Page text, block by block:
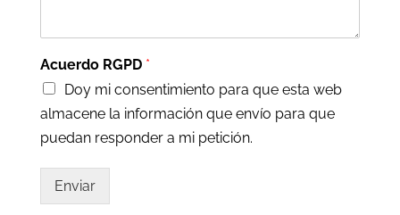
Acuerdo RGPD *
Doy mi consentimiento para que esta web
almacene la información que envío para que
puedan responder a mi petición.
Enviar